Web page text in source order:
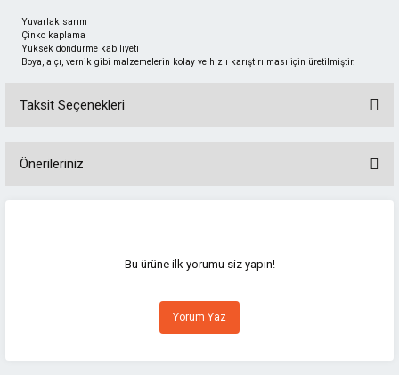
Yuvarlak sarım
Çinko kaplama
Yüksek döndürme kabiliyeti
Boya, alçı, vernik gibi malzemelerin kolay ve hızlı karıştırılması için üretilmiştir.
Taksit Seçenekleri
Önerileriniz
Görüş ve önerileriniz için teşekkür ederiz.
Ürün resmi kalitesiz, bozuk veya görüntülenemiyor.
Ürün açıklamasında eksik bilgiler bulunuyor.
Bu ürüne ilk yorumu siz yapın!
Yorum Yaz